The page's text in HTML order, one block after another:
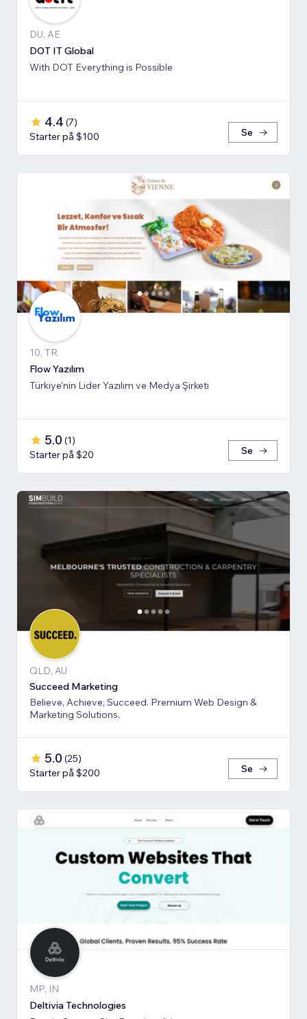
DU, AE
DOT IT Global
With DOT Everything is Possible
4.4 (7)
Starter på $100
Se
10, TR
Flow Yazılım
Türkiye'nin Lider Yazılım ve Medya Şirketi
5.0 (1)
Starter på $20
Se
QLD, AU
Succeed Marketing
Believe, Achieve, Succeed. Premium Web Design &
Marketing Solutions.
5.0 (25)
Starter på $200
Se
MP, IN
Deltivia Technologies